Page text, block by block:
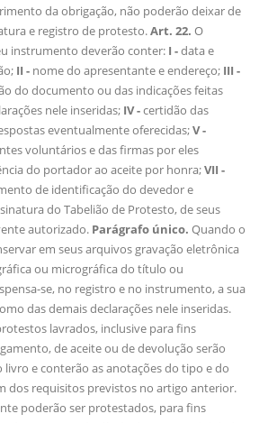
da obrigação, não poderão deixar de
e registro de protesto.Art. 22. O
instrumento deverão conter: I -data e
II - nome do apresentante e endereço; III -
do documento ou das indicações feitas
nele inseridas; IV -certidão das
eventualmente oferecidas;V -
voluntários e das firmas por eles
do portador ao aceite por honra;VII -
de identificação do devedor e
do Tabelião de Protesto, de seus
autorizado. Parágrafo único. Quando o
em seus arquivos gravação eletrônica
ou micrográfica do título ou
se, no registro e no instrumento, a sua
das demais declarações nele inseridas.
lavrados, inclusive para fins
de aceite ou de devolução serão
e conterão as anotações do tipo e do
dos requisitos previstos no artigo anterior.
poderão ser protestados, para fins